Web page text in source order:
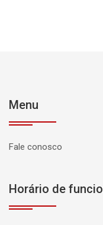
Menu
Fale conosco
Horário de